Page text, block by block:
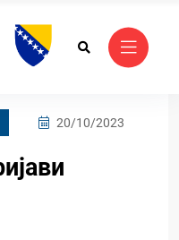
20/10/2023